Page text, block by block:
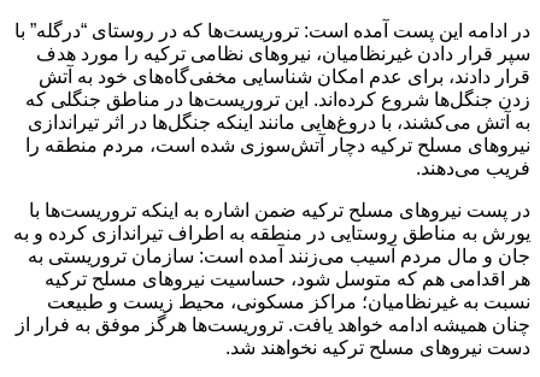
در ادامه این پست آمده است: تروریست‌ها که در روستای “درگله” با
سپر قرار دادن غیرنظامیان، نیروهای نظامی ترکیه را مورد هدف
قرار دادند، برای عدم امکان شناسایی مخفی‌گاه‌های خود به آتش
زدن جنگل‌ها شروع کرده‌اند. این تروریست‌ها در مناطق جنگلی که
به آتش می‌کشند، با دروغ‌هایی مانند اینکه جنگل‌ها در اثر تیراندازی
نیروهای مسلح ترکیه دچار آتش‌سوزی شده است، مردم منطقه را
فریب می‌دهند.
در پست نیروهای مسلح ترکیه ضمن اشاره به اینکه تروریست‌ها با
یورش به مناطق روستایی در منطقه به اطراف تیراندازی کرده و به
جان و مال مردم آسیب می‌زنند آمده است: سازمان تروریستی به
هر اقدامی هم که متوسل شود، حساسیت نیروهای مسلح ترکیه
نسبت به غیرنظامیان؛ مراکز مسکونی، محیط زیست و طبیعت
چنان همیشه ادامه خواهد یافت. تروریست‌ها هرگز موفق به فرار از
دست نیروهای مسلح ترکیه نخواهند شد.